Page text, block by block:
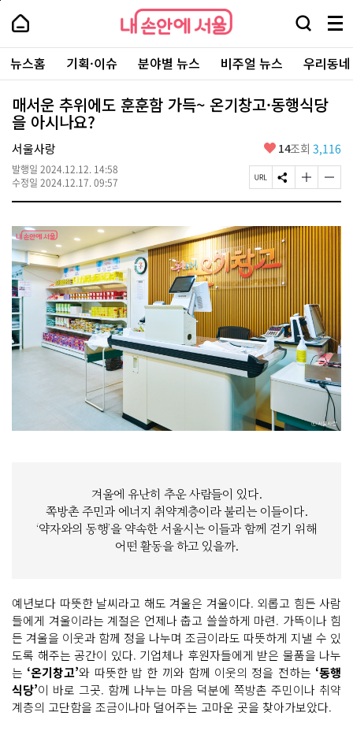
본
로
가
내
손
안
에
서
울
-
서
울
시
대
표
소
통
포
내
손
에
울
검
창
열
기
메
뉴
전
체
보
주
요
서
뉴스홈 기획·이슈 분야별 뉴스 비주얼 뉴스 우리동
매서운 추위에도 훈훈함 가득~ 온기창고·동행식당
을 아시나요?
서울사랑
발행일 2024.12.12. 14:58
수정일 2024.12.17. 09:57
좋
요
14조회 3,116
페
이
U
R
L
복
사
S
N
공
유
하
기
글
자
기
게
변
경
하
기
글
자
기
작
하
겨울에 유난히 추운 사람들이 있다.
쪽방촌 주민과 에너지 취약계층이라 불리는 이들이다.
‘약자와의 동행’을 약속한 서울시는 이들과 함께 걷기 위해
어떤 활동을 하고 있을까.
예년보다 따뜻한 날씨라고 해도 겨울은 겨울이다. 외롭고 힘든 사람
들에게 겨울이라는 계절은 언제나 춥고 쓸쓸하게 마련. 가뜩이나 힘
든 겨울을 이웃과 함께 정을 나누며 조금이라도 따뜻하게 지낼 수 있
도록 해주는 공간이 있다. 기업체나 후원자들에게 받은 물품을 나누
는 ‘온기창고’와 따뜻한 밥 한 끼와 함께 이웃의 정을 전하는 ‘동행
식당’이 바로 그곳. 함께 나누는 마음 덕분에 쪽방촌 주민이나 취약
계층의 고단함을 조금이나마 덜어주는 고마운 곳을 찾아가보았다.
페
상
단
로